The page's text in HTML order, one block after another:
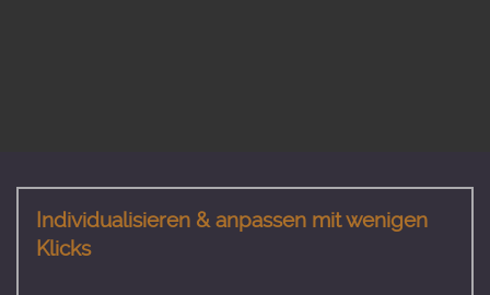
Individualisieren & anpassen mit wenigen
Klicks